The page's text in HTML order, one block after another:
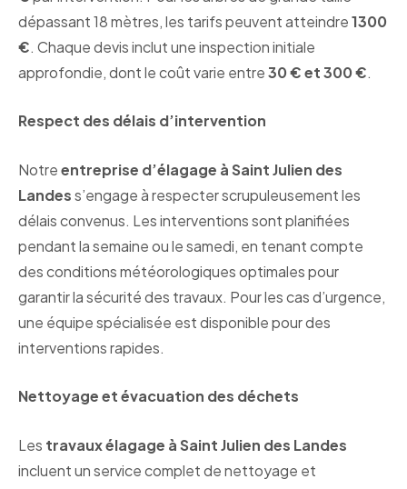
dépassant 18 mètres, les tarifs peuvent atteindre1300
€. Chaque devis inclut une inspection initiale
approfondie, dont le coût varie entre30 € et 300 €.
Respect des délais d’intervention
Notreentreprise d’élagage à Saint Julien des
Landess’engage à respecter scrupuleusement les
délais convenus. Les interventions sont planifiées
pendant la semaine ou le samedi, en tenant compte
des conditions météorologiques optimales pour
garantir la sécurité des travaux. Pour les cas d’urgence,
une équipe spécialisée est disponible pour des
interventions rapides.
Nettoyage et évacuation des déchets
Les travaux élagage à Saint Julien des Landes
incluent un service complet de nettoyage et